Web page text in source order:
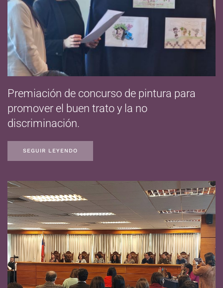
Premiación de concurso de pintura para
promover el buen trato y la no
discriminación.
SEGUIR LEYENDO